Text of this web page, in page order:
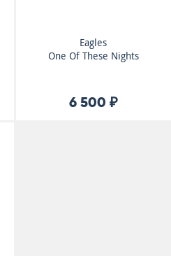
Eagles
One Of These Nights
6 500 ₽